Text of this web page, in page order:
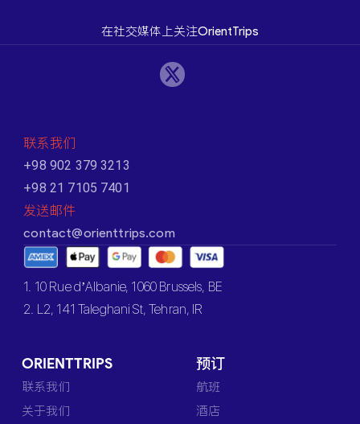
在社交媒体上关注OrientTrips
联系我们
+98 902 379 3213
+98 21 7105 7401
发送邮件
contact@orienttrips.com
1. 10 Rue d’Albanie, 1060 Brussels, BE
2. L2, 141 Taleghani St, Tehran, IR
ORIENTTRIPS
联系我们
关于我们
预订
航班
酒店